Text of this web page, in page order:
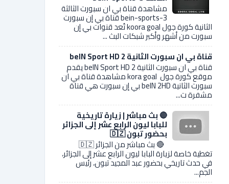
مشاهدة قناة بي ان سبورت الثالثة
bein-sports-3 قناة بي إن سبورت
الثانية كورة جول koora goal تُعد قنوات بي إن
سبورت من أشهر وأكبر شبكات البث ...
قناة بي ان سبورت الثانية 2 beIN Sport HD
قناة بي ان سبورت الثانية 2 beIN Sport HD يقدم
موقع كورة جول kora goal مشاهدة قناة بي ان
سبورت الثانية beIN 2HD بي إن سبورت هي قناة
مشفرة ت...
🔴 بث مباشر | زيارة تاريخية
للبابا ليون الرابع عشر إلى الجزائر
بحضور تبون 🇩🇿
🔴 بث مباشر من الجزائر 🇩🇿
تغطية خاصة لزيارة البابا ليون الرابع عشر إلى الجزائر،
في حدث تاريخي بحضور عبد المجيد تبون، رئيس
الجم...